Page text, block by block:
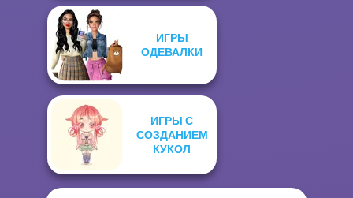
ИГРЫ
ОДЕВАЛКИ
ИГРЫ С
СОЗДАНИЕМ
КУКОЛ